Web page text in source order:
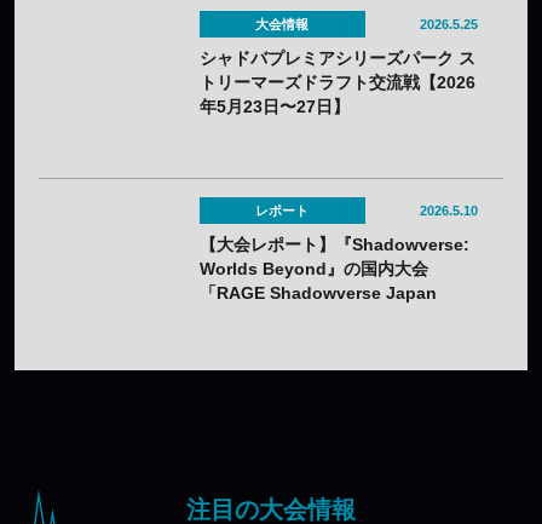
大会情報 2026.5.25
シャドバプレミアシリーズパーク ス
トリーマーズドラフト交流戦【2026
年5月23日〜27日】
レポート 2026.5.10
【大会レポート】『Shadowverse:
Worlds Beyond』の国内大会
「RAGE Shadowverse Japan
注目の大会情報